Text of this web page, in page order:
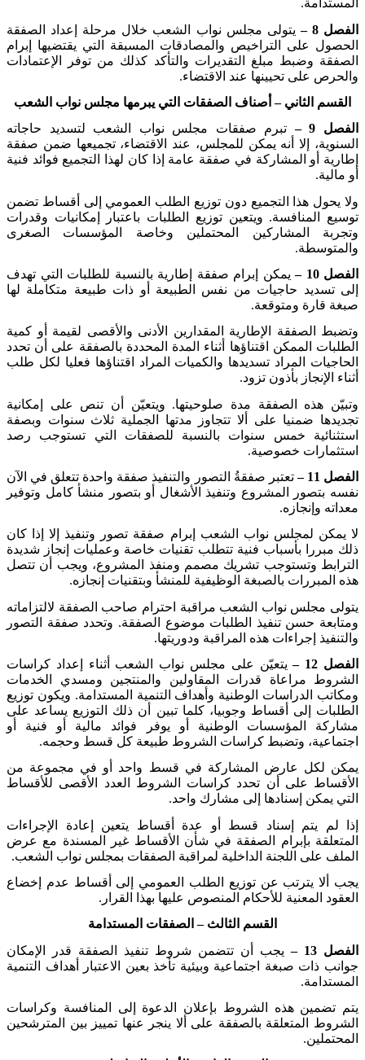
المستدامة.
الفصل 8 –
يتولى مجلس نواب الشعب خلال مرحلة إعداد الصفقة
الحصول على التراخيص والمصادقات المسبقة التي يقتضيها إبرام
الصفقة وضبط مبلغ التقديرات والتأكد كذلك من توفر الإعتمادات
والحرص على تحيينها عند الاقتضاء.
القسم الثاني – أصناف الصفقات التي يبرمها مجلس نواب الشعب
الفصل 9 –
تبرم صفقات مجلس نواب الشعب لتسديد حاجاته
السنوية، إلا أنه يمكن للمجلس، عند الاقتضاء، تجميعها ضمن صفقة
إطارية أو المشاركة في صفقة عامة إذا كان لهذا التجميع فوائد فنية
أو مالية.
ولا يحول هذا التجميع دون توزيع الطلب العمومي إلى أقساط تضمن
توسيع المنافسة. ويتعين توزيع الطلبات باعتبار إمكانيات وقدرات
وتجربة المشاركين المحتملين وخاصة المؤسسات الصغرى
والمتوسطة.
الفصل 10 –
يمكن إبرام صفقة إطارية بالنسبة للطلبات التي تهدف
إلى تسديد حاجيات من نفس الطبيعة أو ذات طبيعة متكاملة لها
صبغة قارة ومتوقعة.
وتضبط الصفقة الإطارية المقدارين الأدنى والأقصى لقيمة أو كمية
الطلبات الممكن اقتناؤها أثناء المدة المحددة بالصفقة على أن تحدد
الحاجيات المراد تسديدها والكميات المراد اقتناؤها فعليا لكل طلب
أثناء الإنجاز بأذون تزود.
وتبيّن هذه الصفقة مدة صلوحيتها. ويتعيّن أن تنص على إمكانية
تجديدها ضمنيا على ألا تتجاوز مدتها الجملية ثلاث سنوات وبصفة
استثنائية خمس سنوات بالنسبة للصفقات التي تستوجب رصد
استثمارات خصوصية.
الفصل 11 –
تعتبر صفقةُ التصور والتنفيذ صفقة واحدة تتعلق في الآن
نفسه بتصور المشروع وتنفيذ الأشغال أو بتصور منشأ كامل وتوفير
معداته وإنجازه.
لا يمكن لمجلس نواب الشعب إبرام صفقة تصور وتنفيذ إلا إذا كان
ذلك مبررا بأسباب فنية تتطلب تقنيات خاصة وعمليات إنجاز شديدة
الترابط وتستوجب تشريك مصمم ومنفذ المشروع، ويجب أن تتصل
هذه المبررات بالصبغة الوظيفية للمنشأ وبتقنيات إنجازه.
يتولى مجلس نواب الشعب مراقبة احترام صاحب الصفقة لالتزاماته
ومتابعة حسن تنفيذ الطلبات موضوع الصفقة. وتحدد صفقة التصور
والتنفيذ إجراءات هذه المراقبة ودوريتها.
الفصل 12 –
يتعيّن على مجلس نواب الشعب أثناء إعداد كراسات
الشروط مراعاة قدرات المقاولين والمنتجين ومسدي الخدمات
ومكاتب الدراسات الوطنية وأهداف التنمية المستدامة. ويكون توزيع
الطلبات إلى أقساط وجوبيا، كلما تبين أن ذلك التوزيع يساعد على
مشاركة المؤسسات الوطنية أو يوفر فوائد مالية أو فنية أو
اجتماعية، وتضبط كراسات الشروط طبيعة كل قسط وحجمه.
يمكن لكل عارض المشاركة في قسط واحد أو في مجموعة من
الأقساط على أن تحدد كراسات الشروط العدد الأقصى للأقساط
التي يمكن إسنادها إلى مشارك واحد.
إذا لم يتم إسناد قسط أو عدة أقساط يتعين إعادة الإجراءات
المتعلقة بإبرام الصفقة في شأن الأقساط غير المسندة مع عرض
الملف على اللجنة الداخلية لمراقبة الصفقات بمجلس نواب الشعب.
يجب ألا يترتب عن توزيع الطلب العمومي إلى أقساط عدم إخضاع
العقود المعنية للأحكام المنصوص عليها بهذا القرار .
القسم الثالث – الصفقات المستدامة
الفصل 13 –
يجب أن تتضمن شروط تنفيذ الصفقة قدر الإمكان
جوانب ذات صبغة اجتماعية وبيئية تأخذ بعين الاعتبار أهداف التنمية
المستدامة.
يتم تضمين هذه الشروط بإعلان الدعوة إلى المنافسة وكراسات
الشروط المتعلقة بالصفقة على ألا ينجر عنها تمييز بين المترشحين
المحتملين.